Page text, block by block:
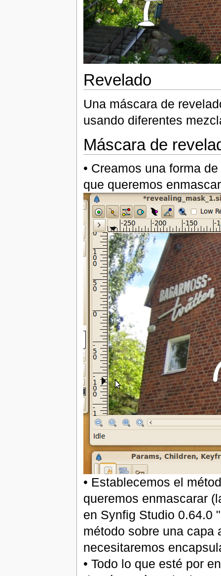
Revelado
Una máscara de
usando diferentes
Máscara de
• Creamos una forma
que queremos
• Establecemos el
queremos enmascarar
en Synfig Studio 0.64.0
método sobre una capa
necesitaremos
• Todo lo que esté por